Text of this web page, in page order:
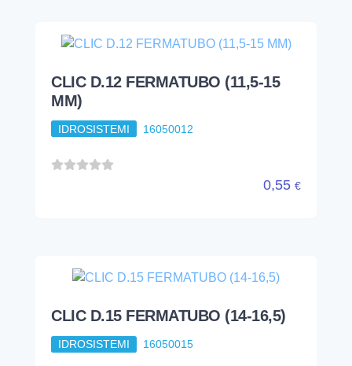
CLIC D.12 FERMATUBO (11,5-15
MM)
IDROSISTEMI 16050012
0,55 €
CLIC D.15 FERMATUBO (14-16,5)
IDROSISTEMI 16050015